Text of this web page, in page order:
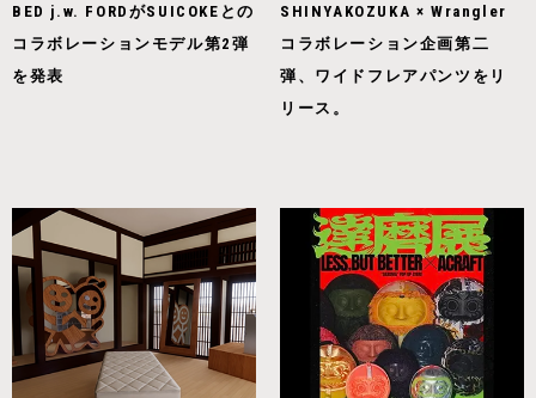
BED j.w. FORDがSUICOKEとの
コラボレーションモデル第2弾
を発表
SHINYAKOZUKA × Wrangler
コラボレーション企画第二
弾、ワイドフレアパンツをリ
リース。